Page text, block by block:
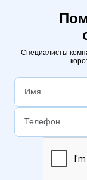
Специалисты